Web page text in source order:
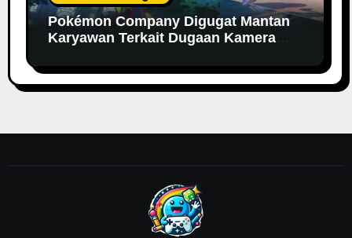
Pokémon Company Digugat Mantan
Karyawan Terkait Dugaan Kamera